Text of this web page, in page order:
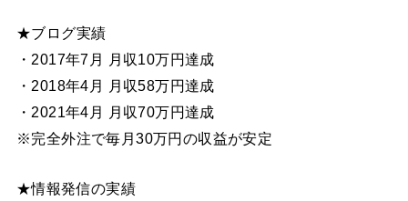
★ブログ実績
・2017年7月 月収10万円達成
・2018年4月 月収58万円達成
・2021年4月 月収70万円達成
※完全外注で毎月30万円の収益が安定
★情報発信の実績